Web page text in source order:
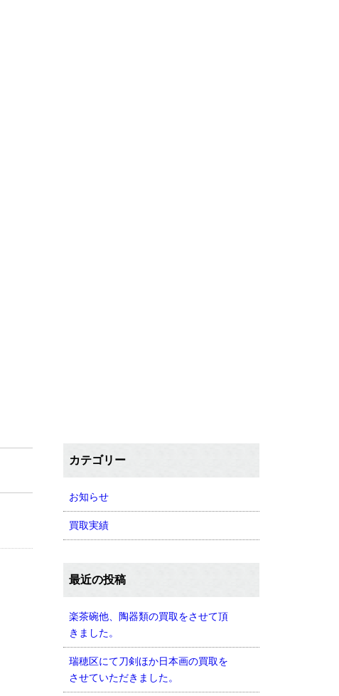
カテゴリー
お知らせ
買取実績
最近の投稿
楽茶碗他、陶器類の買取をさせて頂
きました。
瑞穂区にて刀剣ほか日本画の買取を
させていただきました。